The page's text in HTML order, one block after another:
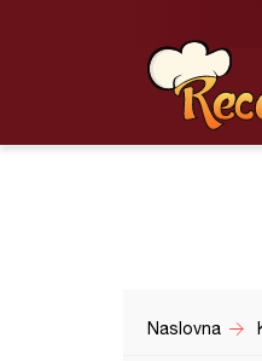
Naslovna